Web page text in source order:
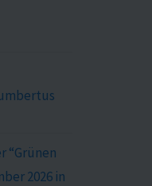
“Grünen
2026 in